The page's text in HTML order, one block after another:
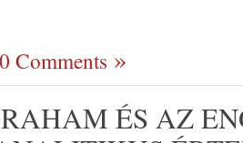
0 Comments
ÉS AZ